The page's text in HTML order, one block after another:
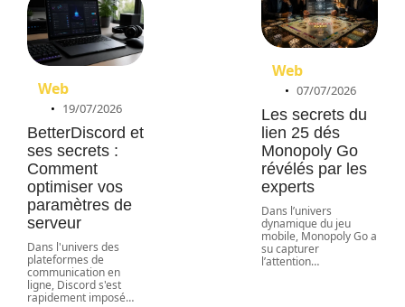
Web
19/07/2026
BetterDiscord et
ses secrets :
Comment
optimiser vos
paramètres de
serveur
Dans l'univers des
plateformes de
communication en
ligne, Discord s'est
rapidement imposé…
Web
07/07/2026
Les secrets du
lien 25 dés
Monopoly Go
révélés par les
experts
Dans l’univers
dynamique du jeu
mobile, Monopoly Go a
su capturer
l’attention…